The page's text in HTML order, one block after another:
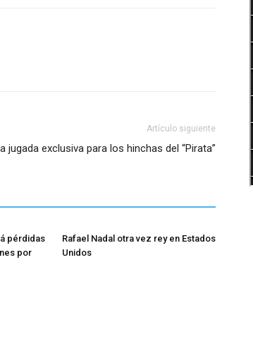
Artículo siguiente
jugada exclusiva para los hinchas del “Pirata”
pérdidas
por
Rafael Nadal otra vez rey en Estados
Unidos